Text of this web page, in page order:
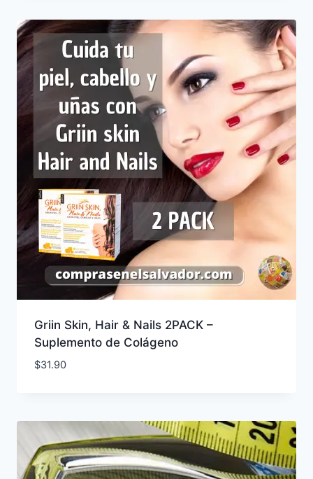
Griin Skin, Hair & Nails 2PACK –
Suplemento de Colágeno
$31.90